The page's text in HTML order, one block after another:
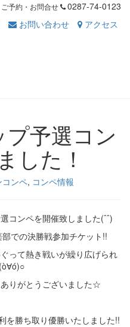
ご予約・お問合せ
0287-74-0123
お問い合わせ アクセス
プ予選コン
した！
コンペ, コンペ情報
コンペを開催致しました(ˆˆ)
での決勝戦参加チケット!!
って熱き戦いが繰り広げられ
りがとうございました☆
を勝ち取り優勝いたしました!!